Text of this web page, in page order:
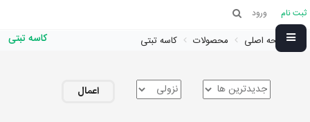
ثبت نام ورود
صفحه اصلی محصولات کاسه تبتی کاسه تبتی
اعمال